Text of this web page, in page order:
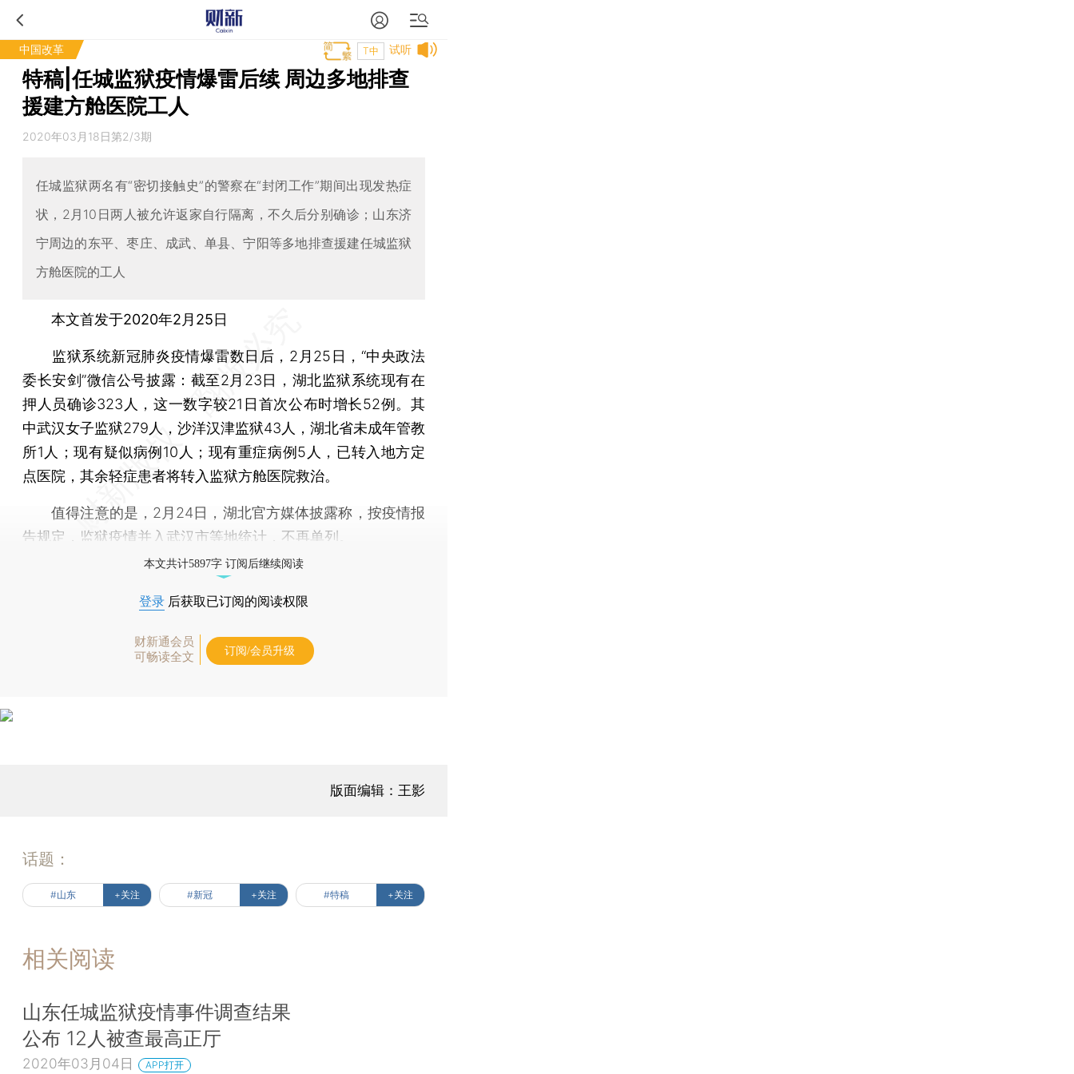
中国改革 试听
T中
特稿|任城监狱疫情爆雷后续 周边多地排查
援建方舱医院工人
2020年03月18日第2/3期
任城监狱两名有“密切接触史”的警察在“封闭工作”期间出现发热症
状，2月10日两人被允许返家自行隔离，不久后分别确诊；山东济
宁周边的东平、枣庄、成武、单县、宁阳等多地排查援建任城监狱
方舱医院的工人
本文首发于2020年2月25日
监狱系统新冠肺炎疫情爆雷数日后，2月25日，“中央政法
委长安剑”微信公号披露：截至2月23日，湖北监狱系统现有在
押人员确诊323人，这一数字较21日首次公布时增长52例。其
中武汉女子监狱279人，沙洋汉津监狱43人，湖北省未成年管教
所1人；现有疑似病例10人；现有重症病例5人，已转入地方定
点医院，其余轻症患者将转入监狱方舱医院救治。
值得注意的是，2月24日，湖北官方媒体披露称，按疫情报
告规定，监狱疫情并入武汉市等地统计，不再单列。
本文共计5897字 订阅后继续阅读
登录 后获取已订阅的阅读权限
财新通会员
可畅读全文
订阅/会员升级
版面编辑：王影
话题：
#山东 +关注 #新冠 +关注 #特稿 +关注
相关阅读
山东任城监狱疫情事件调查结果
公布 12人被查最高正厅
2020年03月04日 APP打开